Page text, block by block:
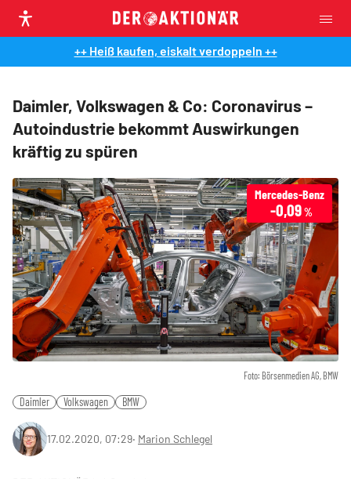
++ Heiß kaufen, eiskalt verdoppeln ++
Daimler, Volkswagen & Co: Coronavirus –
Autoindustrie bekommt Auswirkungen
kräftig zu spüren
Foto: Börsenmedien AG, BMW
Mercedes-Benz
-0,09 %
Daimler Volkswagen BMW
17.02.2020, 07:29‧ Marion Schlegel